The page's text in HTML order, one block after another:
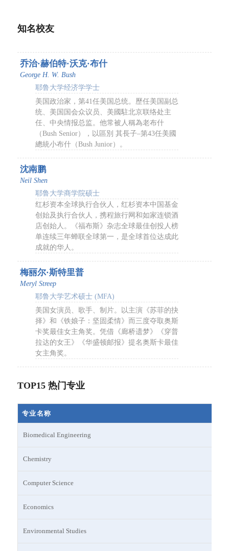
知名校友
乔治·赫伯特·沃克·布什
George H. W. Bush
耶鲁大学经济学学士
美国政治家，第41任美国总统。歷任美国副总
统、美国国会众议员、美國駐北京联络处主
任、中央情报总监。他常被人稱為老布什
（Bush Senior），以區別 其長子–第43任美國
總統小布什（Bush Junior）。
沈南鹏
Neil Shen
耶鲁大学商学院硕士
红杉资本全球执行合伙人，红杉资本中国基金
创始及执行合伙人，携程旅行网和如家连锁酒
店创始人。《福布斯》杂志全球最佳创投人榜
单连续三年蝉联全球第一，是全球首位达成此
成就的华人。
梅丽尔·斯特里普
Meryl Streep
耶鲁大学艺术硕士 (MFA)
美国女演员、歌手、制片。以主演《苏菲的抉
择》和《铁娘子：坚固柔情》而三度夺取奥斯
卡奖最佳女主角奖。凭借《廊桥遗梦》《穿普
拉达的女王》《华盛顿邮报》提名奥斯卡最佳
女主角奖。
TOP15 热门专业
专业名称
Biomedical Engineering
Chemistry
Computer Science
Economics
Environmental Studies